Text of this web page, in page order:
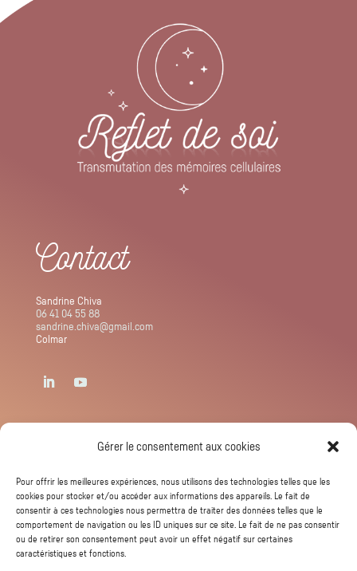
Gérer le consentement aux cookies
Pour offrir les meilleures expériences, nous utilisons des technologies telles que les
cookies pour stocker et/ou accéder aux informations des appareils. Le fait de
consentir à ces technologies nous permettra de traiter des données telles que le
comportement de navigation ou les ID uniques sur ce site. Le fait de ne pas consentir
ou de retirer son consentement peut avoir un effet négatif sur certaines
caractéristiques et fonctions.
Contact
Sandrine Chiva
06 41 04 55 88
sandrine.chiva@gmail.com
Colmar
Newsletter